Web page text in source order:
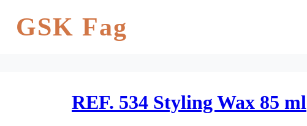
GSK Fag
REF. 534 Styling Wax 85 ml